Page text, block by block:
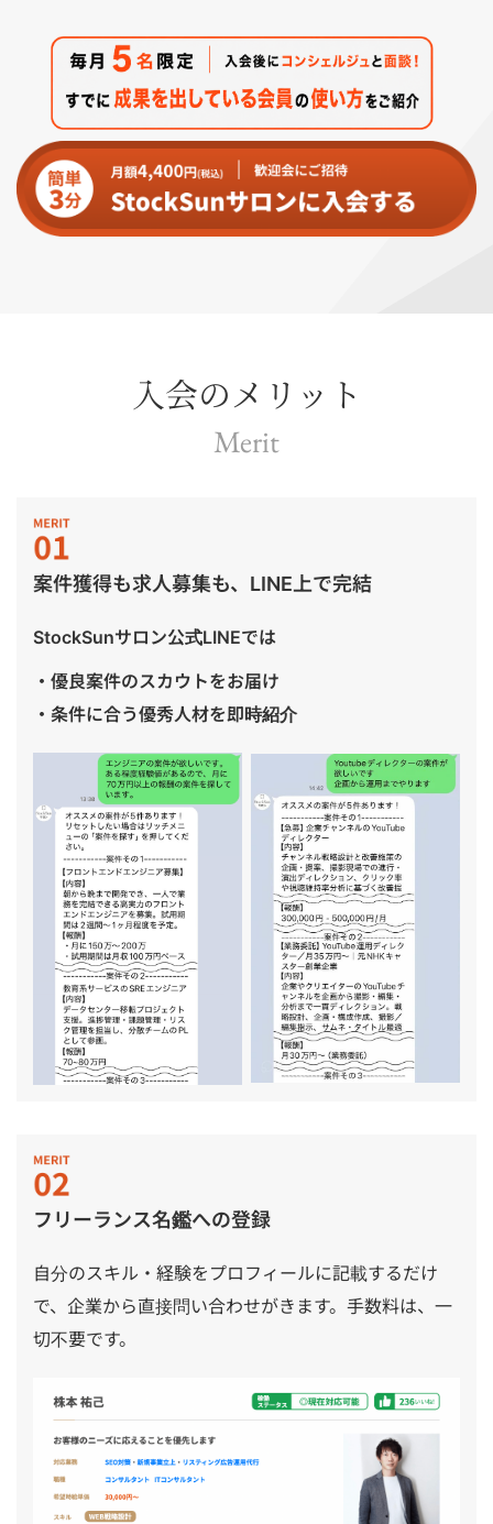
入会のメリット
Merit
案件獲得も求人募集も、LINE上で完結
StockSunサロン公式LINEでは
・優良案件のスカウトをお届け
・条件に合う優秀人材を即時紹介
フリーランス名鑑への登録
自分のスキル・経験をプロフィールに記載するだけ
で、企業から直接問い合わせがきます。手数料は、一
切不要です。